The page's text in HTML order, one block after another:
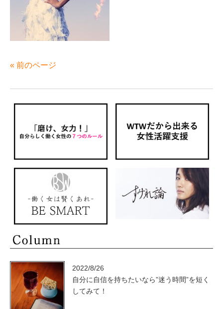
« 前のページ
2022/8/26
自分に自信を持ちたいなら”迷う時間”を短く
してみて！